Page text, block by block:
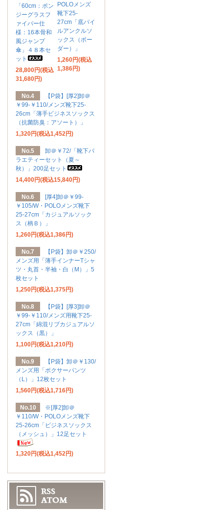
「60cm：ポン
ジーグラスフ
ァイバー仕
様：16本骨和
風ジャンプ
傘」４８本セ
ット
28,800円(税込
31,680円)
POLOメンズ
靴下25-
27cm「底パイ
ルアンクルソ
ックス（ボー
ダー）」
1,260円(税込
1,386円)
No.4
【P袋】[厚2]卸＠
￥99-￥110/メンズ靴下25-
26cm「薄手ビジネスソックス
（抗菌防臭：アソート）」
1,320円(税込1,452円)
No.5
卸＠￥72/「靴下バ
ラエティーセット（夏～
秋）」200足セット
14,400円(税込15,840円)
No.6
[厚4]卸＠￥99-
￥105/W・POLOメンズ靴下
25-27cm「カジュアルソック
ス（柄Ｂ）」
1,260円(税込1,386円)
No.7
【P袋】卸＠￥250/
メンズ用「薄手インナーTシャ
ツ・丸首・半袖・白（M）」5
枚セット
1,250円(税込1,375円)
No.8
【P袋】[厚3]卸＠
￥99-￥110/メンズ用靴下25-
27cm「綿混リブカジュアルソ
ックス（黒）」
1,100円(税込1,210円)
No.9
【P袋】卸＠￥130/
メンズ用「ボクサーパンツ
（L）」12枚セット
1,560円(税込1,716円)
No.10
※[厚2]卸＠
￥110/W・POLOメンズ靴下
25-26cm「ビジネスソックス
（メッシュ）」12足セット
1,320円(税込1,452円)